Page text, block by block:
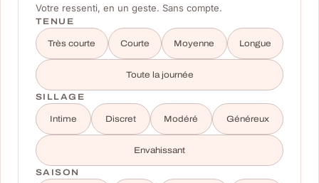
Votre ressenti, en un geste. Sans compte.
TENUE
Très courte Courte Moyenne Longue
Toute la journée
SILLAGE
Intime Discret Modéré Généreux
Envahissant
SAISON